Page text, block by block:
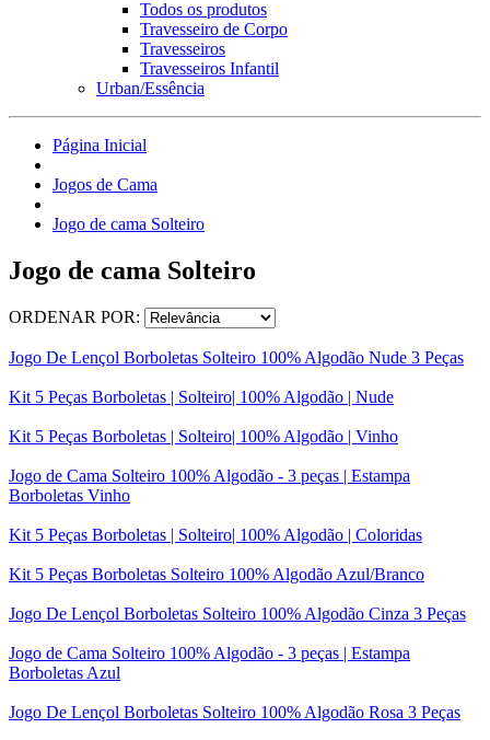
Todos os produtos
Travesseiro de Corpo
Travesseiros
Travesseiros Infantil
Urban/Essência
Página Inicial
Jogos de Cama
Jogo de cama Solteiro
Jogo de cama Solteiro
ORDENAR POR:
Jogo De Lençol Borboletas Solteiro 100% Algodão Nude 3 Peças
Kit 5 Peças Borboletas | Solteiro| 100% Algodão | Nude
Kit 5 Peças Borboletas | Solteiro| 100% Algodão | Vinho
Jogo de Cama Solteiro 100% Algodão - 3 peças | Estampa
Borboletas Vinho
Kit 5 Peças Borboletas | Solteiro| 100% Algodão | Coloridas
Kit 5 Peças Borboletas Solteiro 100% Algodão Azul/Branco
Jogo De Lençol Borboletas Solteiro 100% Algodão Cinza 3 Peças
Jogo de Cama Solteiro 100% Algodão - 3 peças | Estampa
Borboletas Azul
Jogo De Lençol Borboletas Solteiro 100% Algodão Rosa 3 Peças